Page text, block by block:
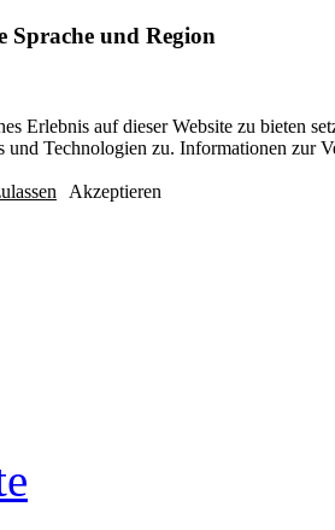
Sprache und Region
Erlebnis auf dieser Website zu bieten
und Technologien zu. Informationen zur
Akzeptieren